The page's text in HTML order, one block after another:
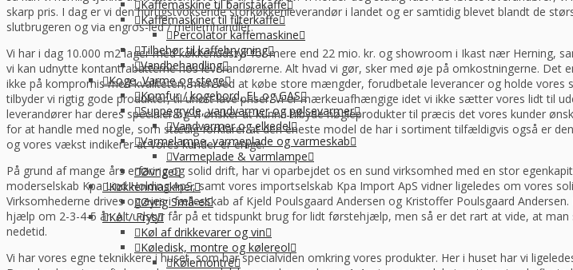
Kaffemaskine til baristakaffe
Kaffemaskiner til filterkaffe
Percolator kaffemaskine
Tilbehør til kaffebrygning
Vandbehandling
Koge, Varme og stege
Komfur / kogebord, EL og GAS
Suppegryde, vandvarmer og pølsevarmer
Vandvarmer og elkedel
Varmelampe, varmeplade og varmeskab
Varmeplade & varmlampe
Øvrige
Køkkenmaskiner
Øvrig Små-el
Køl / Frys
Køl af drikkevarer og vin
Køledisk, montre og kølereol
Kølemontre
skarp pris. I dag er vi den hurtigstvoksende storkøkkenleverandør i landet og er samtidig blevet blandt de
slutbrugeren og via engros-led / mellemhandler.
Vi har i dag 10.000 m2 lager med køkkenudstyr for mere end 22 mio. kr. og showroom i Ikast nær Herning,
vi kan udnytte kontantrabatterne hos leverandørerne. Alt hvad vi gør, sker med øje på omkostningerne. Det
ikke på kompromis med kvaliteten, men ved at købe store mængder, forudbetale leverancer og holde vores
tilbyder vi rigtig gode produkter, til uhørt lave priser. Vi er mærkeuafhængige idet vi ikke sætter vores lidt til
leverandører har deres specialer og vi ønsker at kunne tilbyde nøgleprodukter til præcis det vores kunder
for at handle med nogle, som stædig forklarer at den eneste model de har i sortiment tilfældigvis også er
og vores vækst indikerer at vores kunder er enige.
På grund af mange års erfaring og solid drift, har vi oparbejdet os en sund virksomhed med en stor
moderselskab Kpa Lind Holding ApS, samt vores importselskab Kpa Import ApS vidner ligeledes om vores
Virksomhederne drives og ejes i fællesskab af Kjeld Poulsgaard Andersen og Kristoffer Poulsgaard
hjælp om 2-3-4-5 år. Alt udstyr får på et tidspunkt brug for lidt førstehjælp, men så er det rart at vide, at
nedetid.
Vi har vores egne teknikkere i huset, som har specialviden omkring vores produkter. Her i huset har vi